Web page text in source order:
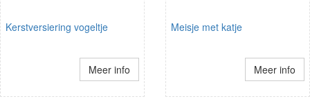
Kerstversiering vogeltje
Meer info
Meisje met katje
Meer info